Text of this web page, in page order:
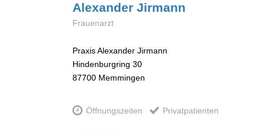
AlexanderJirmann
Frauenarzt
Praxis Alexander Jirmann
Hindenburgring 30
87700 Memmingen
Öffnungszeiten Privatpatienten